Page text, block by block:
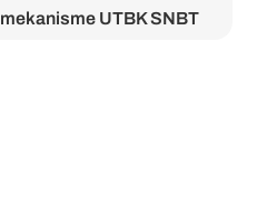
mekanisme UTBK SNBT